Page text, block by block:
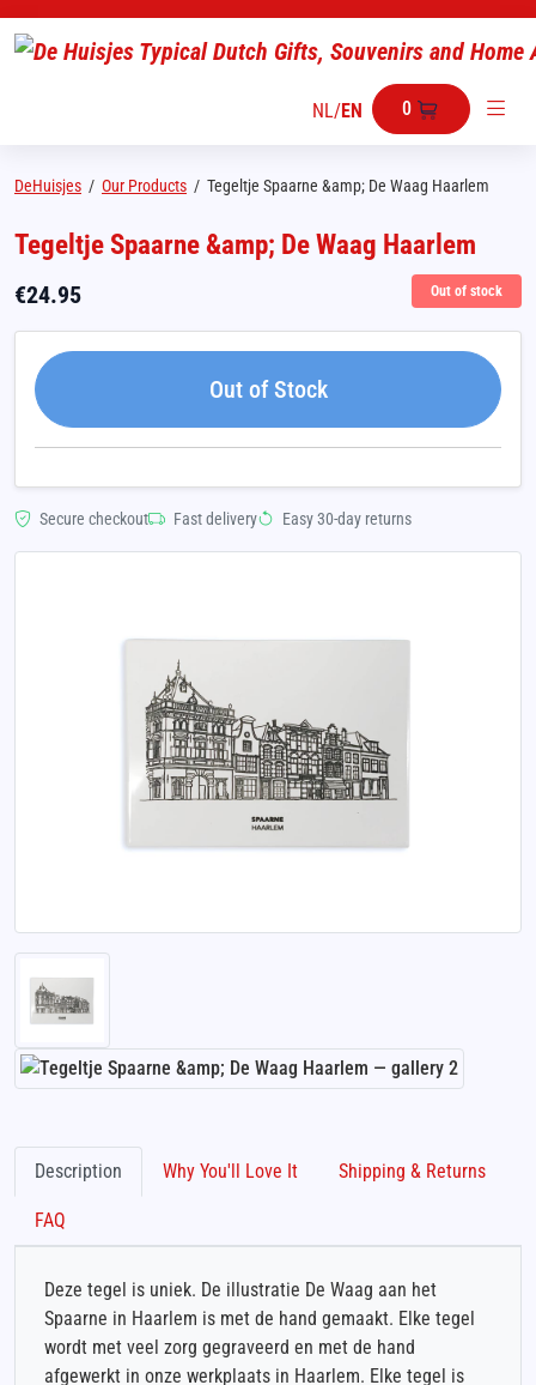
NL/EN 0
DeHuisjes / Our Products / Tegeltje Spaarne &amp; De Waag Haarlem
Tegeltje Spaarne &amp; De Waag Haarlem
€24.95 Out of stock
Out of Stock
Secure checkout Fast delivery Easy 30-day returns
Description Why You'll Love It Shipping & Returns
FAQ
Deze tegel is uniek. De illustratie De Waag aan het
Spaarne in Haarlem is met de hand gemaakt. Elke tegel
wordt met veel zorg gegraveerd en met de hand
afgewerkt in onze werkplaats in Haarlem. Elke tegel is